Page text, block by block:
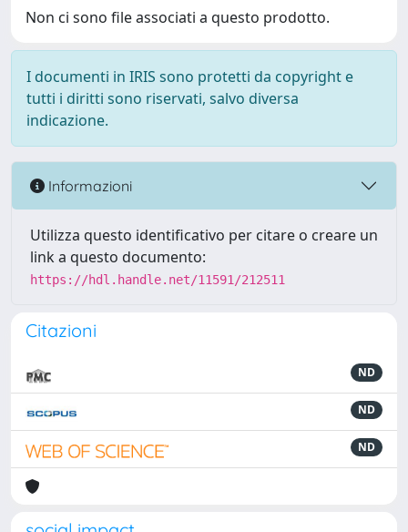
Non ci sono file associati a questo prodotto.
I documenti in IRIS sono protetti da copyright e
tutti i diritti sono riservati, salvo diversa
indicazione.
Informazioni
Utilizza questo identificativo per citare o creare un
link a questo documento:
https://hdl.handle.net/11591/212511
Citazioni
ND
ND
ND